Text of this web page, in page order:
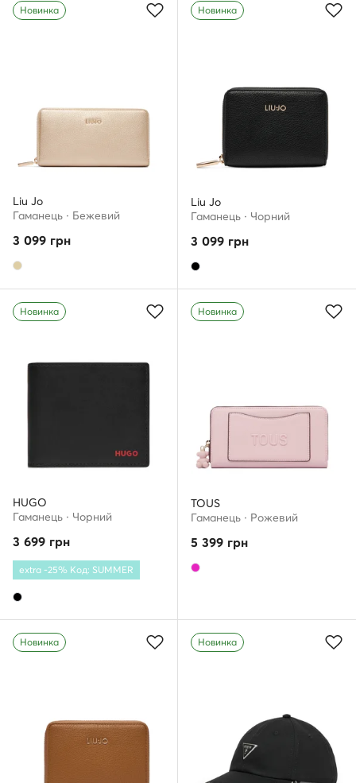
Новинка
Liu Jo
Гаманець · Бежевий
3 099 грн
Новинка
Liu Jo
Гаманець · Чорний
3 099 грн
Новинка
HUGO
Гаманець · Чорний
3 699 грн
extra -25% Код: SUMMER
Новинка
TOUS
Гаманець · Рожевий
5 399 грн
Новинка Новинка